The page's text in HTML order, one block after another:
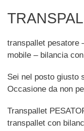
transpallet pesatore
mobile – bilancia
Sei nel posto giusto
Occasione da non
Transpallet
transpallet con